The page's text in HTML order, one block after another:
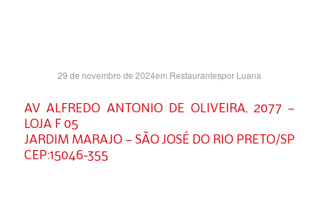
29 de novembro de 2024em Restaurantespor Luana
AV ALFREDO ANTONIO DE OLIVEIRA, 2077 –
LOJA F 05
JARDIM MARAJO – SÃO JOSÉ DO RIO PRETO/SP
CEP:15046-355